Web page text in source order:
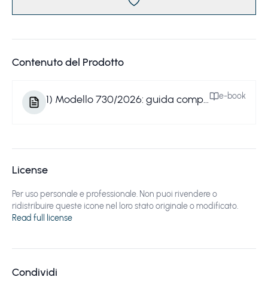
Contenuto del Prodotto
1) Modello 730/2026: guida completa alla dichiarazione dei redditi.pdf e-book
License
Per uso personale e professionale. Non puoi rivendere o
ridistribuire queste icone nel loro stato originale o modificato.
Read full license
Condividi